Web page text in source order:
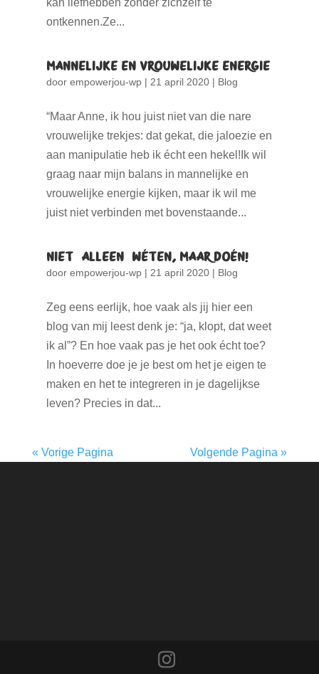
kan liefhebben zonder zichzelf te
ontkennen.Ze...
Mannelijke en Vrouwelijke Energie
door empowerjou-wp| 21 april 2020| Blog
“Maar Anne, ik hou juist niet van die nare
vrouwelijke trekjes: dat gekat, die jaloezie en
aan manipulatie heb ik écht een hekel!Ik wil
graag naar mijn balans in mannelijke en
vrouwelijke energie kijken, maar ik wil me
juist niet verbinden met bovenstaande...
Niet (alleen) wéten, maar doén!
door empowerjou-wp| 21 april 2020| Blog
Zeg eens eerlijk, hoe vaak als jij hier een
blog van mij leest denk je: “ja, klopt, dat weet
ik al”? En hoe vaak pas je het ook écht toe?
In hoeverre doe je je best om het je eigen te
maken en het te integreren in je dagelijkse
leven? Precies in dat...
« Vorige Pagina Volgende Pagina »